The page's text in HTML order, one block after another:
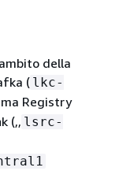
della
( lkc-
Registry
(,, lsrc-